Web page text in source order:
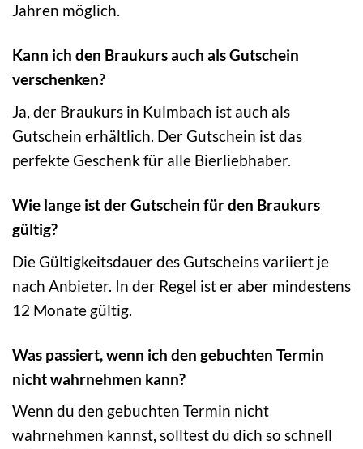
Jahren möglich.
Kann ich den Braukurs auch als Gutschein
verschenken?
Ja, der Braukurs in Kulmbach ist auch als
Gutschein erhältlich. Der Gutschein ist das
perfekte Geschenk für alle Bierliebhaber.
Wie lange ist der Gutschein für den Braukurs
gültig?
Die Gültigkeitsdauer des Gutscheins variiert je
nach Anbieter. In der Regel ist er aber mindestens
12 Monate gültig.
Was passiert, wenn ich den gebuchten Termin
nicht wahrnehmen kann?
Wenn du den gebuchten Termin nicht
wahrnehmen kannst, solltest du dich so schnell